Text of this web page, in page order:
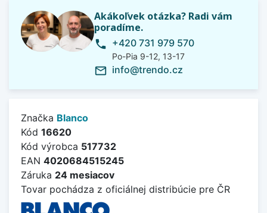
Akákoľvek otázka? Radi vám
poradíme.
phone +420 731 979 570
Po-Pia 9-12, 13-17
mail_outline info@trendo.cz
Značka Blanco
Kód 16620
Kód výrobca 517732
EAN 4020684515245
Záruka 24 mesiacov
Tovar pochádza z oficiálnej distribúcie pre ČR